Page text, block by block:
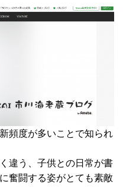
頻度が多いことで知られ
違う、子供との日常が書
奮闘する姿がとても素敵